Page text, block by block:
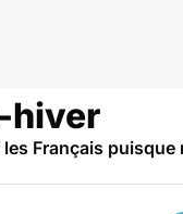
hiver
Français puisque